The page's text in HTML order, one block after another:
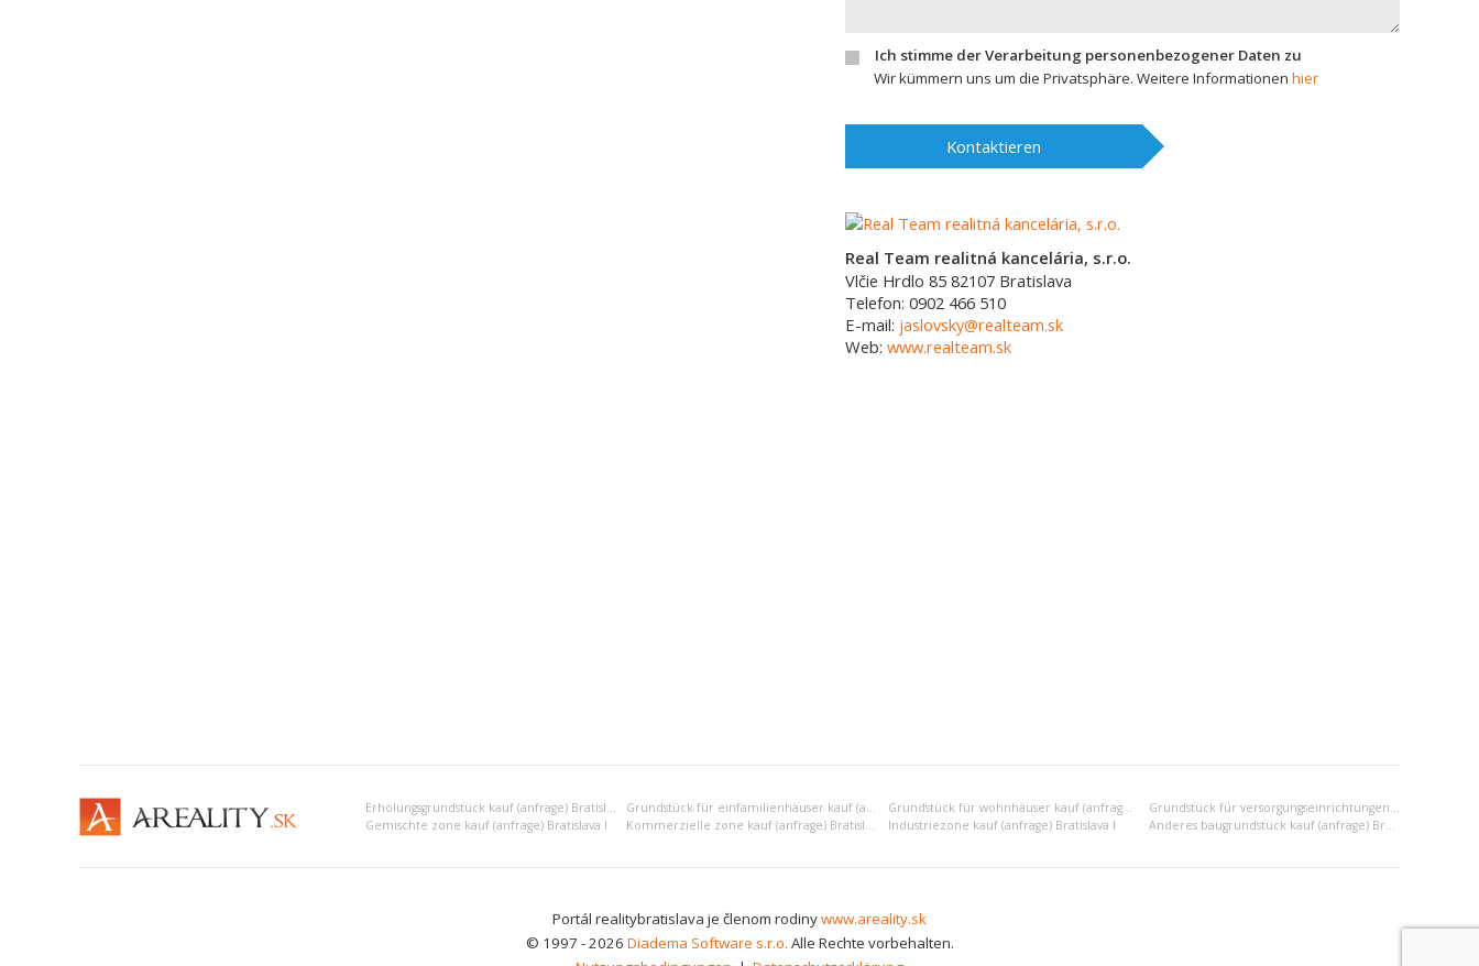
Ich stimme der Verarbeitung personenbezogener Daten zu
Wir kümmern uns um die Privatsphäre. Weitere Informationen hier
Kontaktieren
Real Team realitná kancelária, s.r.o.
Vlčie Hrdlo 85 82107 Bratislava
Telefon: 0902 466 510
E-mail: jaslovsky@realteam.sk
Web: www.realteam.sk
Erholungsgrundstück kauf (anfrage) Bratislava I Grundstück für einfamilienhäuser kauf (anfrage) Bratislava I Grundstück für wohnhäuser kauf (anfrage) Bratislava I
Grundstück für versorgungseinrichtungen kauf (anfrage) Bratislava I
Gemischte zone kauf (anfrage) Bratislava I
Kommerzielle zone kauf (anfrage) Bratislava I Industriezone kauf (anfrage) Bratislava I Anderes baugrundstück kauf (anfrage) Bratislava I
Portál realitybratislava je členom rodinywww.areality.sk
© 1997 - 2026 Diadema Software s.r.o. Alle Rechte vorbehalten.